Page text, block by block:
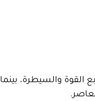
القوة والسيطرة، بينما